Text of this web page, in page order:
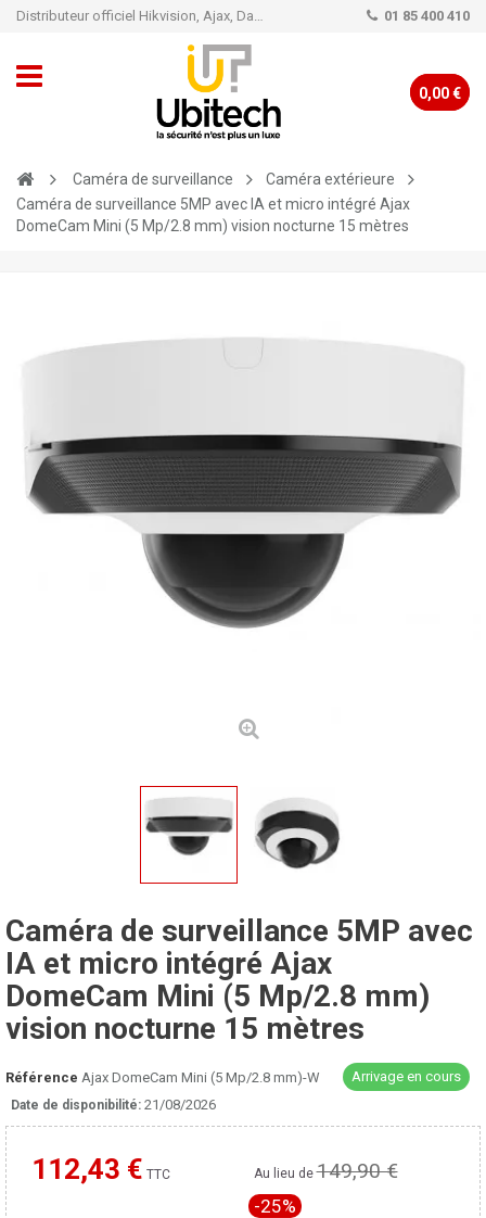
Distributeur officiel Hikvision, Ajax, Dahua, TP-Link - Caméra de vidéo surveillance - Alarme 01 85 400 410
0,00 €
Caméra de surveillance
Caméra extérieure
Caméra de surveillance 5MP avec IA et micro intégré Ajax
DomeCam Mini (5 Mp/2.8 mm) vision nocturne 15 mètres
Caméra de surveillance 5MP avec
IA et micro intégré Ajax
DomeCam Mini (5 Mp/2.8 mm)
vision nocturne 15 mètres
Référence Ajax DomeCam Mini (5 Mp/2.8 mm)-W Arrivage en cours
Date de disponibilité: 21/08/2026
112,43 € TTC
Moins cher ailleurs ? Au lieu de149,90 €
-25%